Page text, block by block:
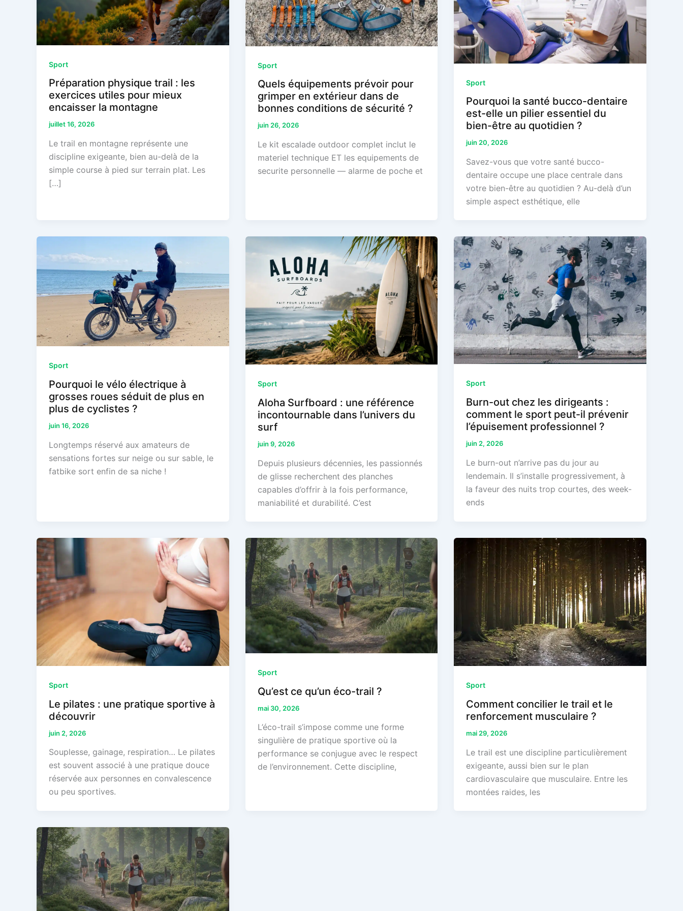
Sport
Préparation physique trail : les
exercices utiles pour mieux
encaisser la montagne
juillet 16, 2026
Le trail en montagne représente une
discipline exigeante, bien au-delà de la
simple course à pied sur terrain plat. Les
[…]
Sport
Quels équipements prévoir pour
grimper en extérieur dans de
bonnes conditions de sécurité ?
juin 26, 2026
Le kit escalade outdoor complet inclut le
materiel technique ET les equipements de
securite personnelle — alarme de poche et
Sport
Pourquoi la santé bucco-dentaire
est-elle un pilier essentiel du
bien-être au quotidien ?
juin 20, 2026
Savez-vous que votre santé bucco-
dentaire occupe une place centrale dans
votre bien-être au quotidien ? Au-delà d’un
simple aspect esthétique, elle
Sport
Pourquoi le vélo électrique à
grosses roues séduit de plus en
plus de cyclistes ?
juin 16, 2026
Longtemps réservé aux amateurs de
sensations fortes sur neige ou sur sable, le
fatbike sort enfin de sa niche !
Sport
Aloha Surfboard : une référence
incontournable dans l’univers du
surf
juin 9, 2026
Depuis plusieurs décennies, les passionnés
de glisse recherchent des planches
capables d’offrir à la fois performance,
maniabilité et durabilité. C’est
Sport
Burn-out chez les dirigeants :
comment le sport peut-il prévenir
l’épuisement professionnel ?
juin 2, 2026
Le burn-out n’arrive pas du jour au
lendemain. Il s’installe progressivement, à
la faveur des nuits trop courtes, des week-
ends
Sport
Le pilates : une pratique sportive à
découvrir
juin 2, 2026
Souplesse, gainage, respiration… Le pilates
est souvent associé à une pratique douce
réservée aux personnes en convalescence
ou peu sportives.
Sport
Qu’est ce qu’un éco-trail ?
mai 30, 2026
L’éco-trail s’impose comme une forme
singulière de pratique sportive où la
performance se conjugue avec le respect
de l’environnement. Cette discipline,
Sport
Comment concilier le trail et le
renforcement musculaire ?
mai 29, 2026
Le trail est une discipline particulièrement
exigeante, aussi bien sur le plan
cardiovasculaire que musculaire. Entre les
montées raides, les